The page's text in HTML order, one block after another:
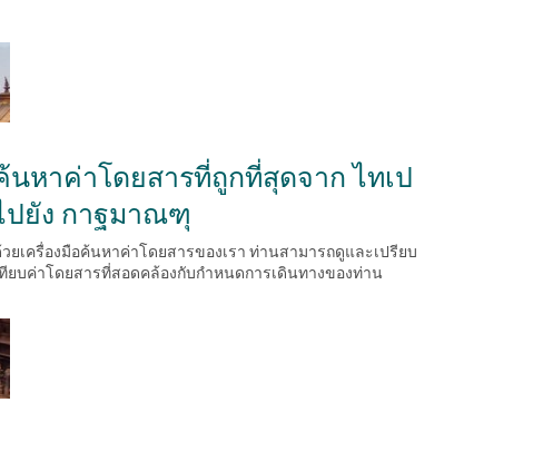
นหาค่าโดยสารที่ถูกที่สุดจาก ไทเป
ปยัง กาฐมาณฑุ
ยเครื่องมือค้นหาค่าโดยสารของเรา ท่านสามารถดูและเปรียบ
ยบค่าโดยสารที่สอดคล้องกับกําหนดการเดินทางของท่าน